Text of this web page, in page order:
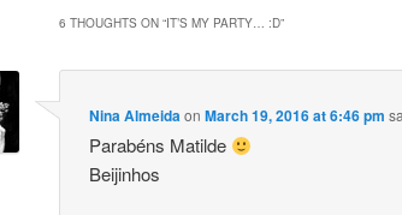
6 THOUGHTS ON “IT’S MY PARTY… :D”
Nina AlmeidaonMarch 19, 2016 at 6:46 pm
Parabéns Matilde
Beijinhos